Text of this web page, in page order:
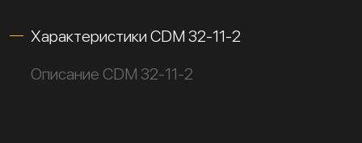
Характеристики CDM 32-11-2
Описание CDM 32-11-2